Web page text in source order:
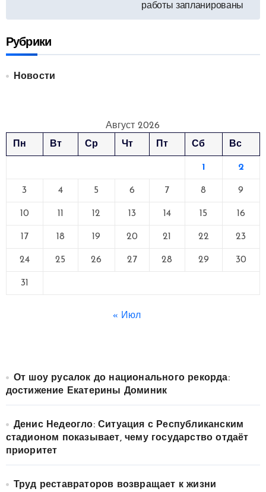
работы запланированы
Рубрики
Новости
Август 2026
Пн
Вт Ср Чт Пт Сб Вс
1 2
3 4 5 6 7 8 9
10 11 12 13 14 15 16
17 18 19 20 21 22 23
24 25 26 27 28 29 30
31
« Июл
От шоу русалок до национального рекорда:
достижение Екатерины Доминик
Денис Недеогло: Ситуация с Республиканским
стадионом показывает, чему государство отдаёт
приоритет
Труд реставраторов возвращает к жизни